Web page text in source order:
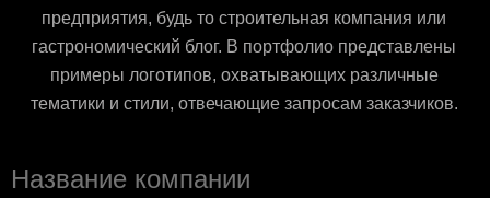
предприятия, будь то строительная компания или
гастрономический блог. В портфолио представлены
примеры логотипов, охватывающих различные
тематики и стили, отвечающие запросам заказчиков.